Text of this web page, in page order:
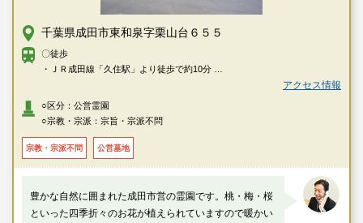
千葉県成田市東和泉字栗山台６５５
〇徒歩
・ＪＲ成田線「久住駅」より徒歩で約10分
・京成本線「京成成田駅」より大室行循環バスで「いずみ聖地公園」下車
アクセス情報
○区分：公営霊園
○宗教・宗派：宗旨・宗派不問
宗教・宗派不問 公営墓地
豊かな自然に囲まれた成田市営の霊園です。桃・梅・桜
といった四季折々のお花が植えられていますので暖かい